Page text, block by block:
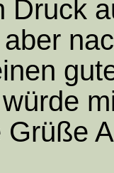
Druck
Grüße